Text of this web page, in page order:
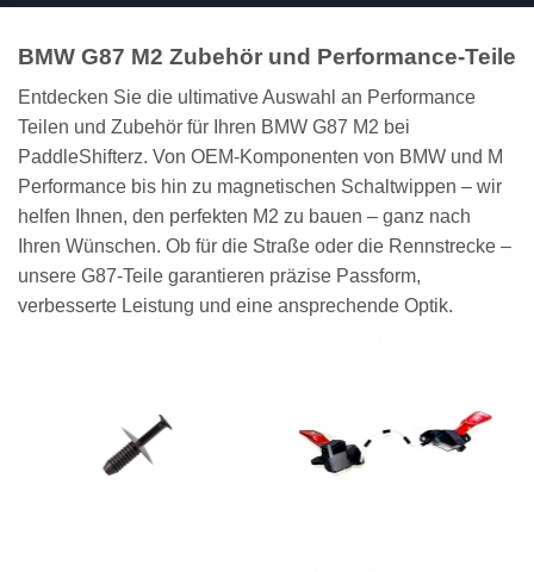
BMW G87 M2 Zubehör und Performance-Teile
Entdecken Sie die ultimative Auswahl an Performance
Teilen und Zubehör für Ihren BMW G87 M2 bei
PaddleShifterz. Von OEM-Komponenten von BMW und M
Performance bis hin zu magnetischen Schaltwippen – wir
helfen Ihnen, den perfekten M2 zu bauen – ganz nach
Ihren Wünschen. Ob für die Straße oder die Rennstrecke –
unsere G87-Teile garantieren präzise Passform,
verbesserte Leistung und eine ansprechende Optik.